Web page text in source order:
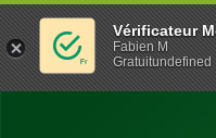
Vérificateur
Fabien M
Gratuitundefined